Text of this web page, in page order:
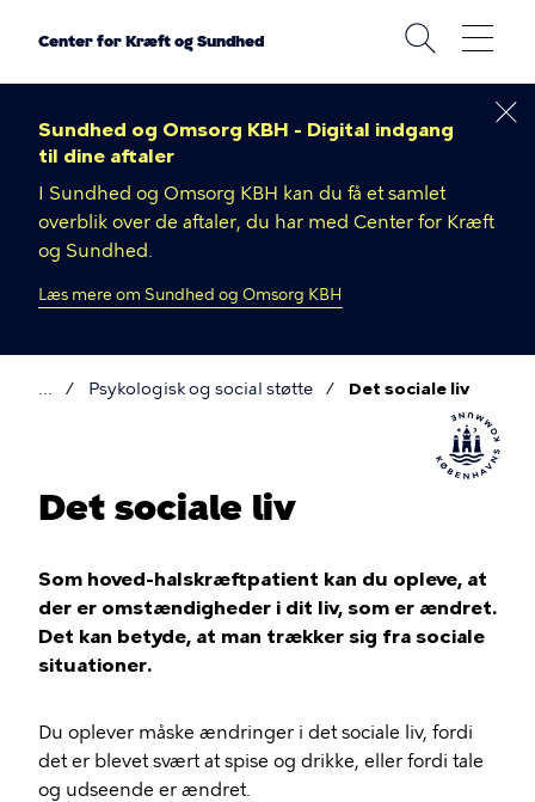
Center for Kræft og Sundhed
Sundhed og Omsorg KBH - Digital indgang
til dine aftaler
I Sundhed og Omsorg KBH kan du få et samlet
overblik over de aftaler, du har med Center for Kræft
og Sundhed.
Læs mere om Sundhed og Omsorg KBH
Psykologisk og social støtte Det sociale liv
Det sociale liv
Som hoved-halskræftpatient kan du opleve, at
der er omstændigheder i dit liv, som er ændret.
Det kan betyde, at man trækker sig fra sociale
situationer.
Du oplever måske ændringer i det sociale liv, fordi
det er blevet svært at spise og drikke, eller fordi tale
og udseende er ændret.